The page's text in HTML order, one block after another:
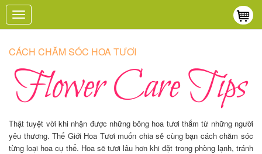
Toggle
navigation
CÁCH CHĂM SÓC HOA TƯƠI
Thật tuyệt vời khi nhận được những bông hoa tươi thắm từ những người
yêu thương. Thế Giới Hoa Tươi muốn chia sẻ cùng bạn cách chăm sóc
từng loại hoa cụ thể. Hoa sẽ tươi lâu hơn khi đặt trong phòng lạnh, tránh